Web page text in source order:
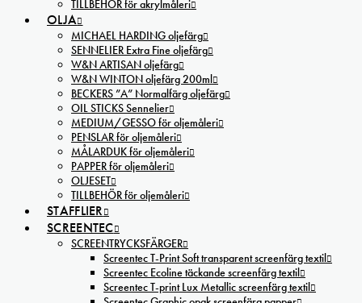
TILLBEHÖR för akrylmåleri
OLJA
MICHAEL HARDING oljefärg
SENNELIER Extra Fine oljefärg
W&N ARTISAN oljefärg
W&N WINTON oljefärg 200ml
BECKERS ”A” Normalfärg oljefärg
OIL STICKS Sennelier
MEDIUM/GESSO för oljemåleri
PENSLAR för oljemåleri
MÅLARDUK för oljemåleri
PAPPER för oljemåleri
OLJESET
TILLBEHÖR för oljemåleri
STAFFLIER
SCREENTEC
SCREENTRYCKSFÄRGER
Screentec T-Print Soft transparent screenfärg textil
Screentec Ecoline täckande screenfärg textil
Screentec T-print Lux Metallic screenfärg textil